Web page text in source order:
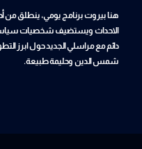
هنا بيروت برنامج يومي، ينطلق من
الاحداث ويستضيف شخصيات
دائم مع مراسلي الجديد حول ابرز
شمس الدين وحليمة طبيعة.